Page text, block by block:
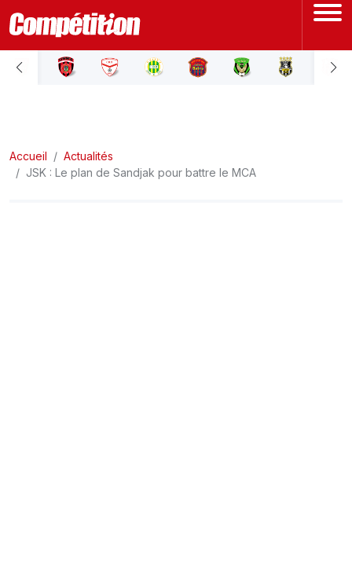
ACCUEIL
LIGUE 2
Accueil
Actualités
JSK : Le plan de Sandjak pour battre le MCA